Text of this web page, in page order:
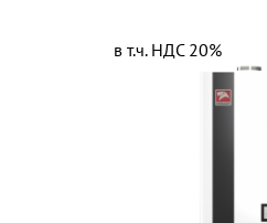
в т.ч. НДС 20%